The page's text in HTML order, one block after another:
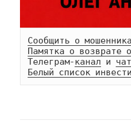
Сообщить о
Памятка о возврате
Телеграм-канал и чат
Белый список